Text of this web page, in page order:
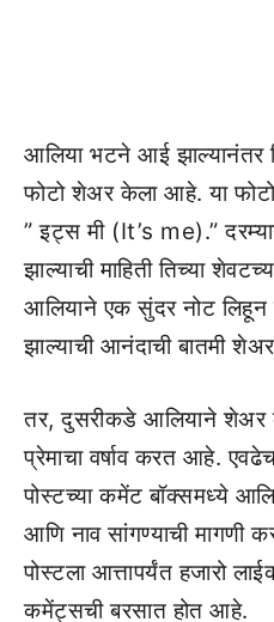
आलिया भटने आई झाल्यानंतर
फोटो शेअर केला आहे. या
” इट्स मी (It’s me).”
झाल्याची माहिती तिच्या
आलियाने एक सुंदर नोट लिहून
झाल्याची आनंदाची बातमी
तर, दुसरीकडे आलियाने शेअर
प्रेमाचा वर्षाव करत आहे.
पोस्टच्या कमेंट बॉक्समध्ये
आणि नाव सांगण्याची मागणी
पोस्टला आत्तापर्यंत हजारो
कमेंट्सची बरसात होत आहे.